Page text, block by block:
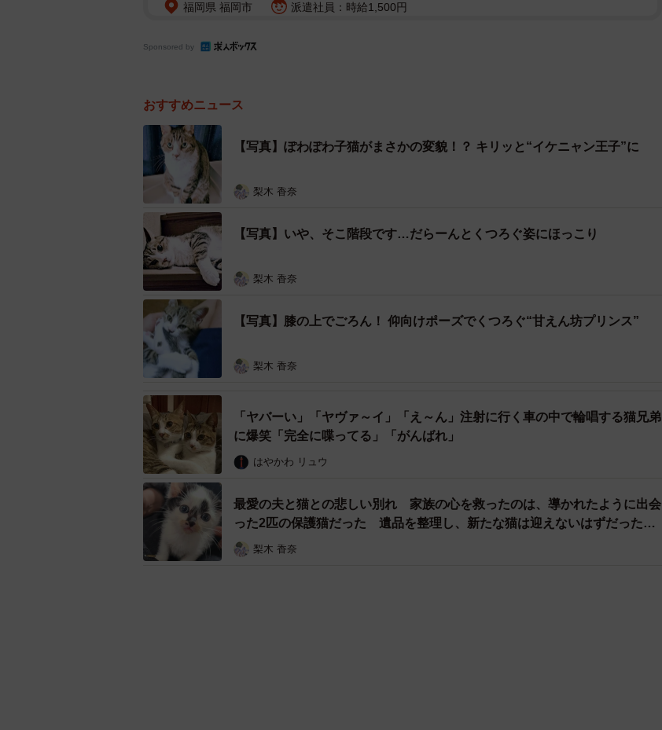
福岡県 福岡市 派遣社員：時給1,500円
Sponsored by
おすすめニュース
【写真】ぽわぽわ子猫がまさかの変貌！？ キリッと“イケニャン王子”に
梨木 香奈
【写真】いや、そこ階段です…だらーんとくつろぐ姿にほっこり
梨木 香奈
【写真】膝の上でごろん！ 仰向けポーズでくつろぐ“甘えん坊プリンス”
梨木 香奈
「ヤバーい」「ヤヴァ～イ」「え～ん」注射に行く車の中で輪唱する猫兄弟
に爆笑「完全に喋ってる」「がんばれ」
はやかわ リュウ
最愛の夫と猫との悲しい別れ 家族の心を救ったのは、導かれたように出会
った2匹の保護猫だった 遺品を整理し、新たな猫は迎えないはずだったの
に…
梨木 香奈